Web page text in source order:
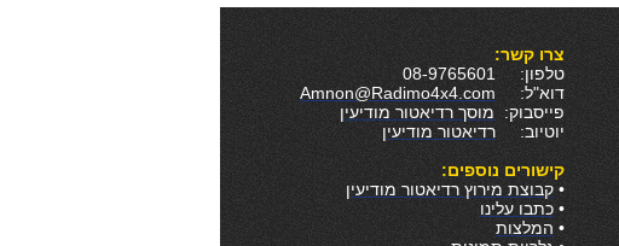
צרו קשר:
טלפון: 08-9765601
דוא"ל: Amnon@Radimo4x4.com
פייסבוק: מוסך רדיאטור מודיעין
יוטיוב:רדיאטור מודיעין
קישורים נוספים:
• קבוצת מירוץ רדיאטור מודיעין
• כתבו עלינו
• המלצות